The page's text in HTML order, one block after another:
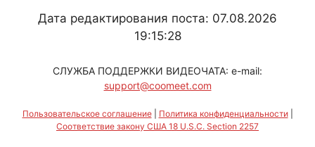
Дата редактирования поста: 07.08.2026
19:15:28
СЛУЖБА ПОДДЕРЖКИ ВИДЕОЧАТА: e-mail:
support@coomeet.com
Пользовательское соглашение| Политика конфиденциальности|
Соответствие закону США 18 U.S.C. Section 2257